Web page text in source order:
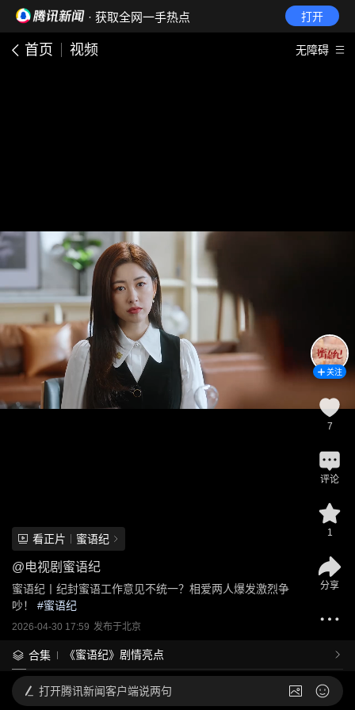
· 获取全网一手热点 打开
首页 视频 无障碍
看正片 蜜语纪
@电视剧蜜语纪
蜜语纪丨纪封蜜语工作意见不统一？相爱两人爆发激烈争
吵！
#蜜语纪
2026-04-30 17:59 发布于北京
合集 《蜜语纪》剧情亮点
关注
7
评论
1
分享
打开腾讯新闻客户端说两句